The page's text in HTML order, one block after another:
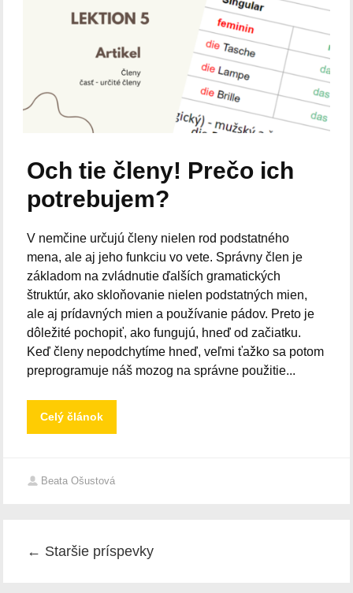
Och tie členy! Prečo ich
potrebujem?
V nemčine určujú členy nielen rod podstatného
mena, ale aj jeho funkciu vo vete. Správny člen je
základom na zvládnutie ďalších gramatických
štruktúr, ako skloňovanie nielen podstatných mien,
ale aj prídavných mien a používanie pádov. Preto je
dôležité pochopiť, ako fungujú, hneď od začiatku.
Keď členy nepodchytíme hneď, veľmi ťažko sa potom
preprogramuje náš mozog na správne použitie...
Celý článok
Beata Ošustová
← Staršie príspevky